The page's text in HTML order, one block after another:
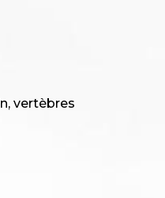
vertèbres